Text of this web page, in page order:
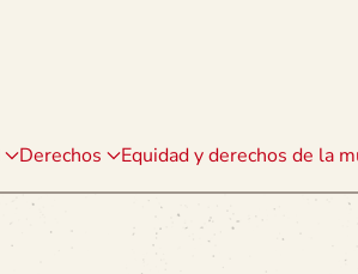
Derechos Equidad y derechos de la